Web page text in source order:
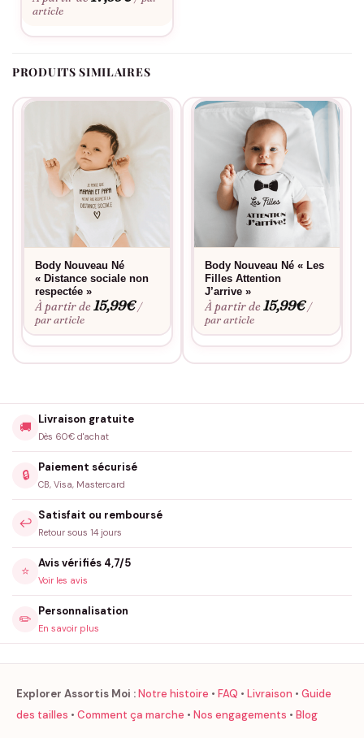
qui font battre le cœur de votre famille. Avec Assortis Moi,
s’habiller en tribu devient un vrai jeu d’enfant.
article
PRODUITS SIMILAIRES
Body Nouveau Né
« Distance sociale non
respectée »
À partir de15,99€ /
par article
Body Nouveau Né « Les
Filles Attention
J’arrive »
À partir de15,99€ /
par article
🚚
Livraison gratuite
Dès 60€ d'achat
🔒
Paiement sécurisé
CB, Visa, Mastercard
↩️
Satisfait ou remboursé
Retour sous 14 jours
⭐
Avis vérifiés 4,7/5
Voir les avis
✏️
Personnalisation
En savoir plus
Explorer Assortis Moi :Notre histoire • FAQ • Livraison • Guide
des tailles • Comment ça marche • Nos engagements • Blog